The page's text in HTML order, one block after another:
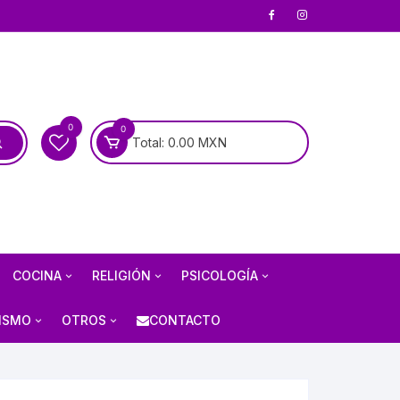
0 0
Total: 0.00 MXN
COCINA
COCINA MEXICANA
RELIGIÓN
BIOGRAFÍAS DE SANTOS
PSICOLOGÍA
PSICOANÁLISIS
OTROS CONTACTO